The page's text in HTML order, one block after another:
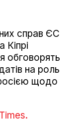
справ ЄС
Кіпрі
обговорять
на роль
щодо